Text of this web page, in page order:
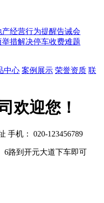
产经营行为提醒告诫会
措解决停车收费难题
中心 案例展示 荣誉资质 联
欢迎您！
手机： 020-123456789
6路到开元大道下车即可